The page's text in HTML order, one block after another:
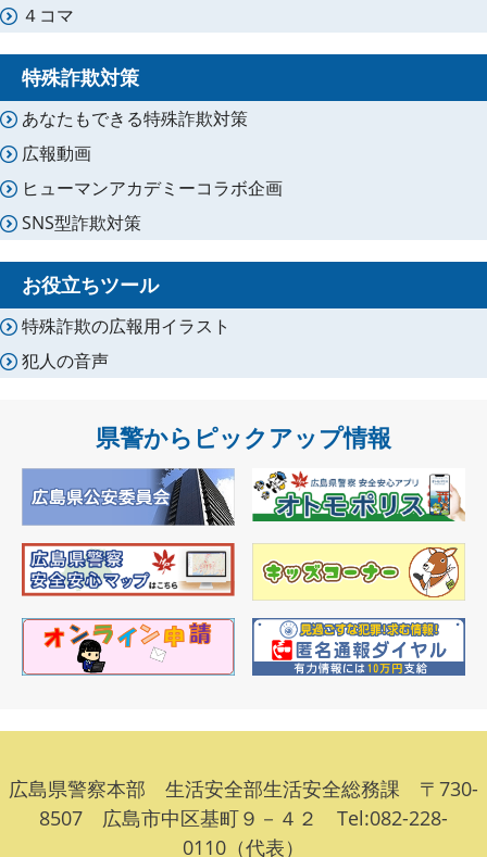
４コマ
特殊詐欺対策
あなたもできる特殊詐欺対策
広報動画
ヒューマンアカデミーコラボ企画
SNS型詐欺対策
お役立ちツール
特殊詐欺の広報用イラスト
犯人の音声
県警からピックアップ情報
広島県警察本部 生活安全部生活安全総務課 〒730-
8507 広島市中区基町９－４２ Tel:082-228-
0110（代表）